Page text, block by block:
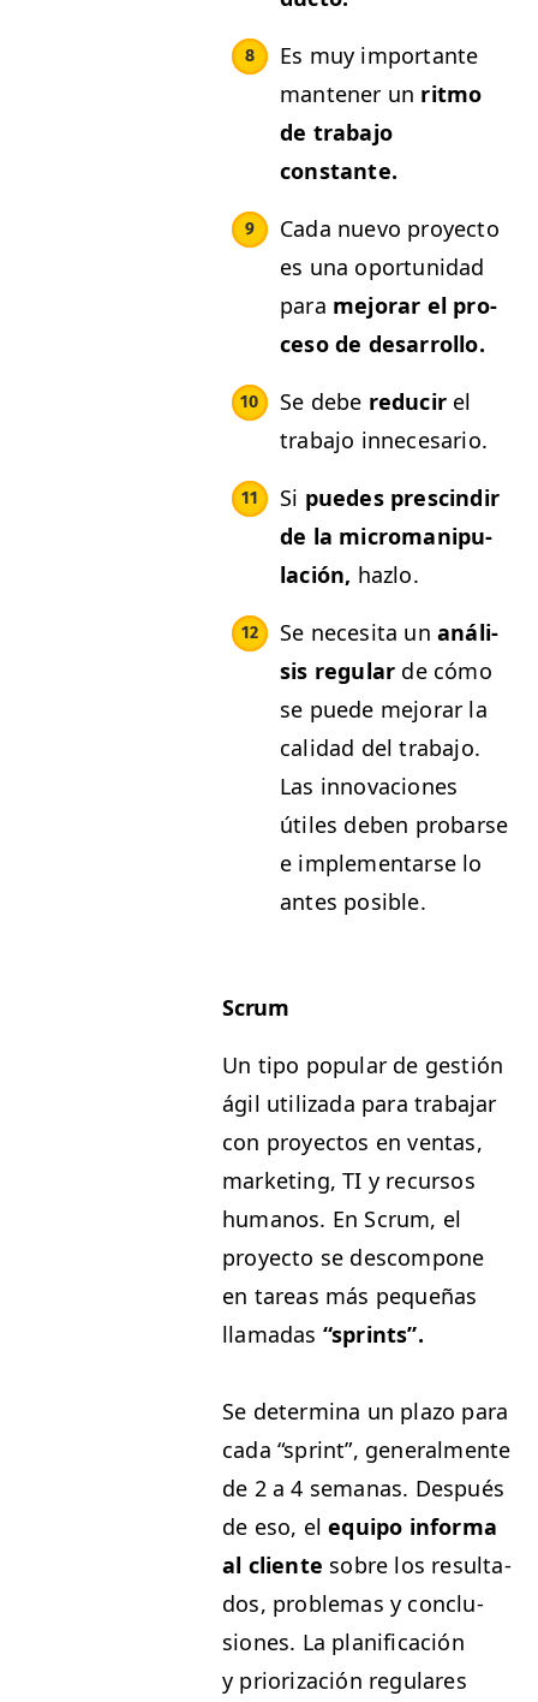
Es muy impor­tante
man­ten­er un rit­mo
de tra­ba­jo
constante.
Cada nue­vo proyec­to
es una opor­tu­nidad
para mejo­rar el pro­
ce­so de desarrollo.
Se debe reducir el
tra­ba­jo innecesario.
Si puedes pre­scindir
de la micro­ma­nip­u­
lación, hazlo.
Se nece­si­ta un análi­
sis reg­u­lar de cómo
se puede mejo­rar la
cal­i­dad del tra­ba­jo.
Las inno­va­ciones
útiles deben pro­barse
e imple­men­tarse lo
antes posible.
Scrum
Un tipo pop­u­lar de gestión
ágil uti­liza­da para tra­ba­jar
con proyec­tos en ven­tas,
mar­ket­ing,TI y recur­sos
humanos. En Scrum, el
proyec­to se descom­pone
en tar­eas más pequeñas
lla­madas “sprints”.
Se deter­mi­na un pla­zo para
cada “sprint”, gen­eral­mente
de 2 a 4 sem­anas. Después
de eso, elequipo infor­ma
al cliente sobre los resul­ta­
dos, prob­le­mas y con­clu­
siones. La plan­i­fi­cación
y pri­or­ización reg­u­lares